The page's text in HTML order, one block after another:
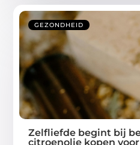
GEZONDHEID
Zelfliefde begint bij
citroenolie kopen